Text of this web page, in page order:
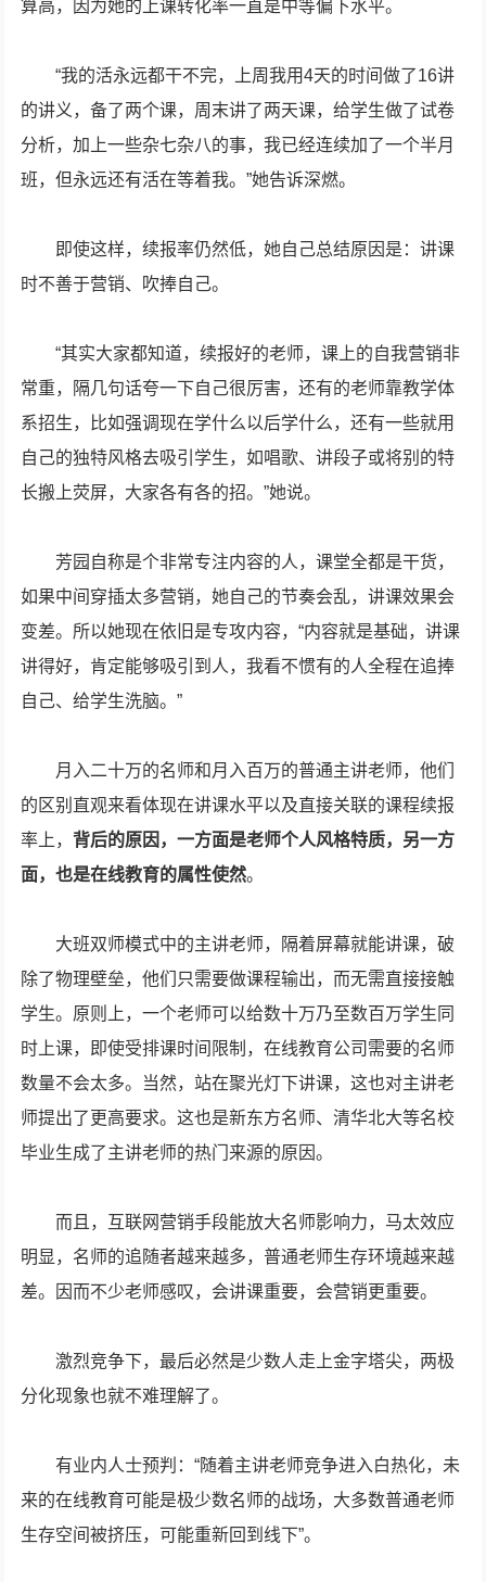
算高，因为她的上课转化率一直是中等偏下水平。
“我的活永远都干不完，上周我用4天的时间做了16讲
的讲义，备了两个课，周末讲了两天课，给学生做了试卷
分析，加上一些杂七杂八的事，我已经连续加了一个半月
班，但永远还有活在等着我。”她告诉深燃。
即使这样，续报率仍然低，她自己总结原因是：讲课
时不善于营销、吹捧自己。
“其实大家都知道，续报好的老师，课上的自我营销非
常重，隔几句话夸一下自己很厉害，还有的老师靠教学体
系招生，比如强调现在学什么以后学什么，还有一些就用
自己的独特风格去吸引学生，如唱歌、讲段子或将别的特
长搬上荧屏，大家各有各的招。”她说。
芳园自称是个非常专注内容的人，课堂全都是干货，
如果中间穿插太多营销，她自己的节奏会乱，讲课效果会
变差。所以她现在依旧是专攻内容，“内容就是基础，讲课
讲得好，肯定能够吸引到人，我看不惯有的人全程在追捧
自己、给学生洗脑。”
月入二十万的名师和月入百万的普通主讲老师，他们
的区别直观来看体现在讲课水平以及直接关联的课程续报
率上， 背后的原因，一方面是老师个人风格特质，另一方
面，也是在线教育的属性使然。
大班双师模式中的主讲老师，隔着屏幕就能讲课，破
除了物理壁垒，他们只需要做课程输出，而无需直接接触
学生。原则上，一个老师可以给数十万乃至数百万学生同
时上课，即使受排课时间限制，在线教育公司需要的名师
数量不会太多。当然，站在聚光灯下讲课，这也对主讲老
师提出了更高要求。这也是新东方名师、清华北大等名校
毕业生成了主讲老师的热门来源的原因。
而且，互联网营销手段能放大名师影响力，马太效应
明显，名师的追随者越来越多，普通老师生存环境越来越
差。因而不少老师感叹，会讲课重要，会营销更重要。
激烈竞争下，最后必然是少数人走上金字塔尖，两极
分化现象也就不难理解了。
有业内人士预判：“随着主讲老师竞争进入白热化，未
来的在线教育可能是极少数名师的战场，大多数普通老师
生存空间被挤压，可能重新回到线下”。